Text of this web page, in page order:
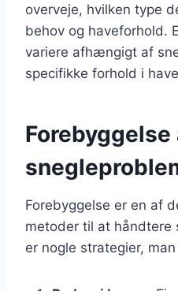
overveje, hvilken type
behov og haveforhold.
variere afhængigt af
specifikke forhold i
Forebyggelse
Forebyggelse er en af
metoder til at håndtere
er nogle strategier,